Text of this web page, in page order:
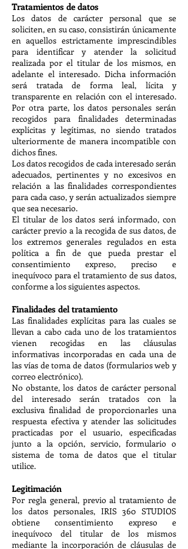
Tratamientos de datos
Los datos de carácter personal que se
soliciten, en su caso, consistirán únicamente
en aquellos estrictamente imprescindibles
para identificar y atender la solicitud
realizada por el titular de los mismos, en
adelante el interesado. Dicha información
será tratada de forma leal, lícita y
transparente en relación con el interesado.
Por otra parte, los datos personales serán
recogidos para finalidades determinadas
explícitas y legítimas, no siendo tratados
ulteriormente de manera incompatible con
dichos fines.
Los datos recogidos de cada interesado serán
adecuados, pertinentes y no excesivos en
relación a las finalidades correspondientes
para cada caso, y serán actualizados siempre
que sea necesario.
El titular de los datos será informado, con
carácter previo a la recogida de sus datos, de
los extremos generales regulados en esta
política a fin de que pueda prestar el
consentimiento expreso, preciso e
inequívoco para el tratamiento de sus datos,
conforme a los siguientes aspectos.
Finalidades del tratamiento
Las finalidades explícitas para las cuales se
llevan a cabo cada uno de los tratamientos
vienen recogidas en las cláusulas
informativas incorporadas en cada una de
las vías de toma de datos (formularios web y
correo electrónico).
No obstante, los datos de carácter personal
del interesado serán tratados con la
exclusiva finalidad de proporcionarles una
respuesta efectiva y atender las solicitudes
practicadas por el usuario, especificadas
junto a la opción, servicio, formulario o
sistema de toma de datos que el titular
utilice.
Legitimación
Por regla general, previo al tratamiento de
los datos personales, IRIS 360 STUDIOS
obtiene consentimiento expreso e
inequívoco del titular de los mismos
mediante la incorporación de cláusulas de